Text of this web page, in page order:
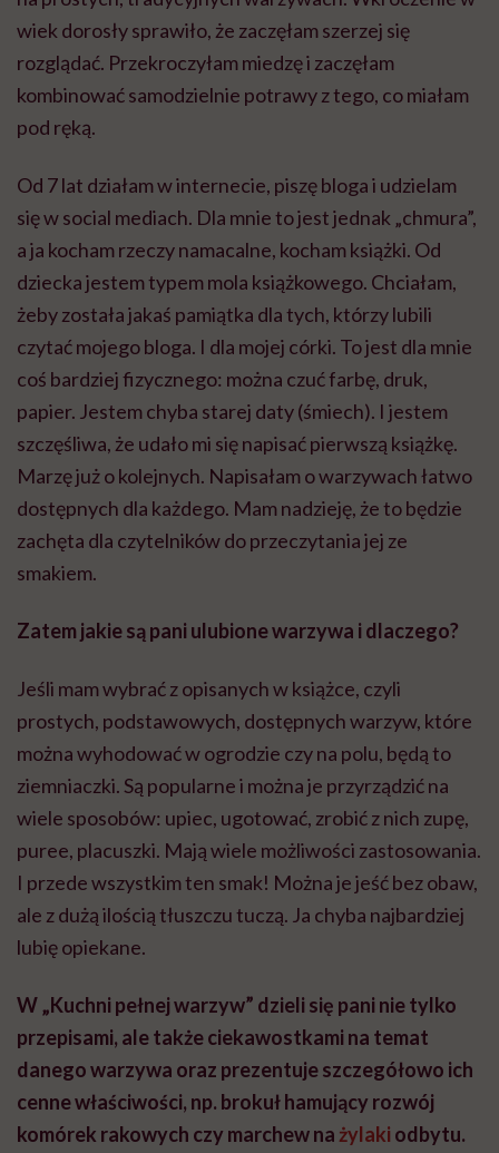
wiek dorosły sprawiło, że zaczęłam szerzej się
rozglądać. Przekroczyłam miedzę i zaczęłam
kombinować samodzielnie potrawy z tego, co miałam
pod ręką.
Od 7 lat działam w internecie, piszę bloga i udzielam
się w social mediach. Dla mnie to jest jednak „chmura”,
a ja kocham rzeczy namacalne, kocham książki. Od
dziecka jestem typem mola książkowego. Chciałam,
żeby została jakaś pamiątka dla tych, którzy lubili
czytać mojego bloga. I dla mojej córki. To jest dla mnie
coś bardziej fizycznego: można czuć farbę, druk,
papier. Jestem chyba starej daty (śmiech). I jestem
szczęśliwa, że udało mi się napisać pierwszą książkę.
Marzę już o kolejnych. Napisałam o warzywach łatwo
dostępnych dla każdego. Mam nadzieję, że to będzie
zachęta dla czytelników do przeczytania jej ze
smakiem.
Zatem jakie są pani ulubione warzywa i dlaczego?
Jeśli mam wybrać z opisanych w książce, czyli
prostych, podstawowych, dostępnych warzyw, które
można wyhodować w ogrodzie czy na polu, będą to
ziemniaczki. Są popularne i można je przyrządzić na
wiele sposobów: upiec, ugotować, zrobić z nich zupę,
puree, placuszki. Mają wiele możliwości zastosowania.
I przede wszystkim ten smak! Można je jeść bez obaw,
ale z dużą ilością tłuszczu tuczą. Ja chyba najbardziej
lubię opiekane.
W „Kuchni pełnej warzyw” dzieli się pani nie tylko
przepisami, ale także ciekawostkami na temat
danego warzywa oraz prezentuje szczegółowo ich
cenne właściwości, np. brokuł hamujący rozwój
komórek rakowych czy marchew na żylaki odbytu.